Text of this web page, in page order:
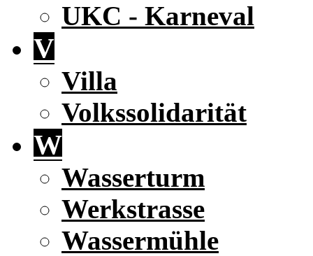
UKC - Karneval
V
Villa
Volkssolidarität
W
Wasserturm
Werkstrasse
Wassermühle